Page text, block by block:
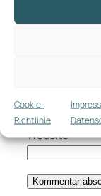
Cookie-
Richtlinie
Website